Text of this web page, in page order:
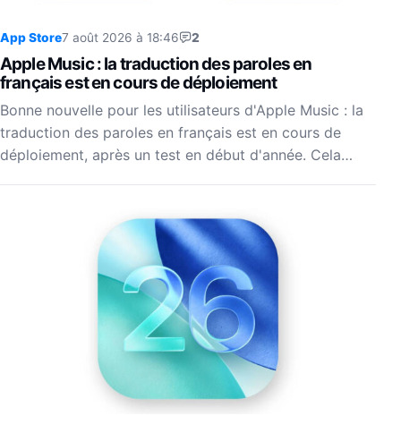
App Store7 août 2026 à 18:46 2
Apple Music : la traduction des paroles en
français est en cours de déploiement
Bonne nouvelle pour les utilisateurs d'Apple Music : la
traduction des paroles en français est en cours de
déploiement, après un test en début d'année. Cela…